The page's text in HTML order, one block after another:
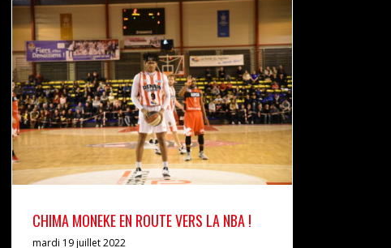
CHIMA MONEKE EN ROUTE VERS LA NBA !
actualités pro b
CHIMA MONEKE EN ROUTE VERS LA NBA !
mardi 19 juillet 2022